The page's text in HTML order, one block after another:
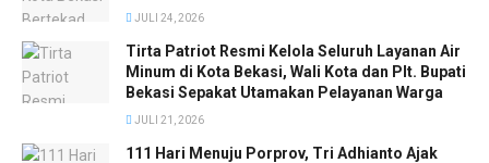
JULI 24, 2026
Tirta Patriot Resmi Kelola Seluruh Layanan Air
Minum di Kota Bekasi, Wali Kota dan Plt. Bupati
Bekasi Sepakat Utamakan Pelayanan Warga
JULI 21, 2026
111 Hari Menuju Porprov, Tri Adhianto Ajak